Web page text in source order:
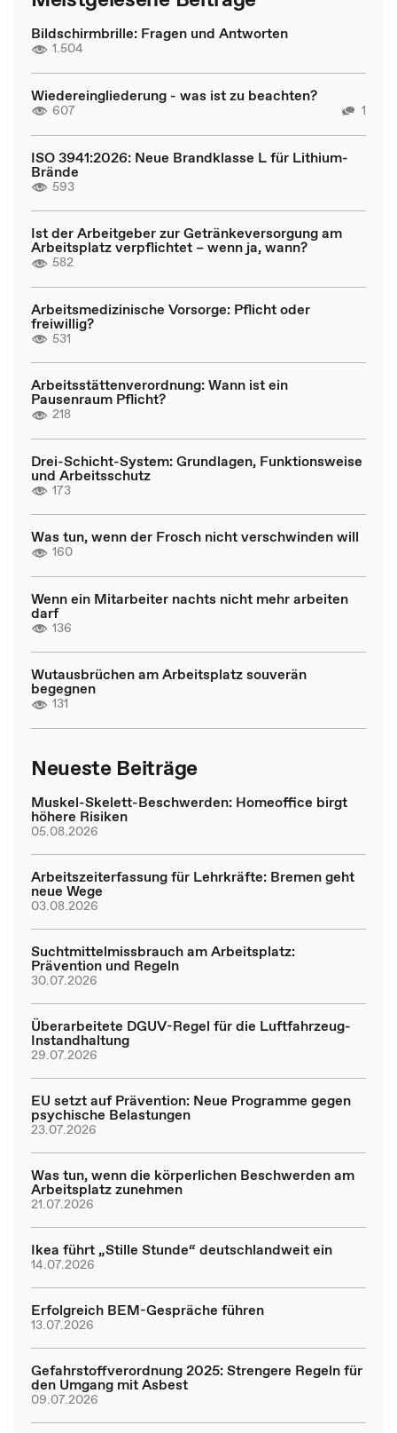
Bildschirmbrille: Fragen und Antworten
1.504
Wiedereingliederung - was ist zu beachten?
607 1
ISO 3941:2026: Neue Brandklasse L für Lithium-
Brände
593
Ist der Arbeitgeber zur Getränkeversorgung am
Arbeitsplatz verpflichtet – wenn ja, wann?
582
Arbeitsmedizinische Vorsorge: Pflicht oder
freiwillig?
531
Arbeitsstättenverordnung: Wann ist ein
Pausenraum Pflicht?
218
Drei-Schicht-System: Grundlagen, Funktionsweise
und Arbeitsschutz
173
Was tun, wenn der Frosch nicht verschwinden will
160
Wenn ein Mitarbeiter nachts nicht mehr arbeiten
darf
136
Wutausbrüchen am Arbeitsplatz souverän
begegnen
131
Neueste Beiträge
Muskel-Skelett-Beschwerden: Homeoffice birgt
höhere Risiken
05.08.2026
Arbeitszeiterfassung für Lehrkräfte: Bremen geht
neue Wege
03.08.2026
Suchtmittelmissbrauch am Arbeitsplatz:
Prävention und Regeln
30.07.2026
Überarbeitete DGUV-Regel für die Luftfahrzeug-
Instandhaltung
29.07.2026
EU setzt auf Prävention: Neue Programme gegen
psychische Belastungen
23.07.2026
Was tun, wenn die körperlichen Beschwerden am
Arbeitsplatz zunehmen
21.07.2026
Ikea führt „Stille Stunde“ deutschlandweit ein
14.07.2026
Erfolgreich BEM-Gespräche führen
13.07.2026
Gefahrstoffverordnung 2025: Strengere Regeln für
den Umgang mit Asbest
09.07.2026